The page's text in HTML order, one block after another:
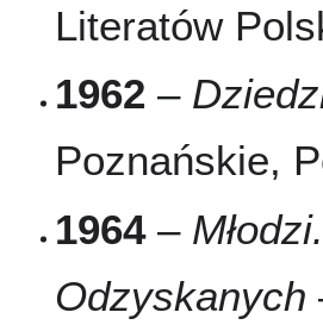
Literatów
1962 –
Poznańskie,
1964–
Odzyskanych